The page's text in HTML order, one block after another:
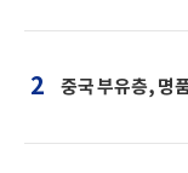
2 중국 부유층, 명